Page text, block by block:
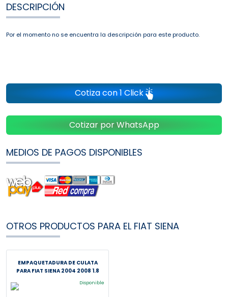
DESCRIPCIÓN
Por el momento no se encuentra la descripción para este producto.
Cotiza con 1 Click
Cotizar por WhatsApp
MEDIOS DE PAGOS DISPONIBLES
OTROS PRODUCTOS PARA EL FIAT SIENA
EMPAQUETADURA DE CULATA
PARA FIAT SIENA 2004 2008 1.8
Disponible